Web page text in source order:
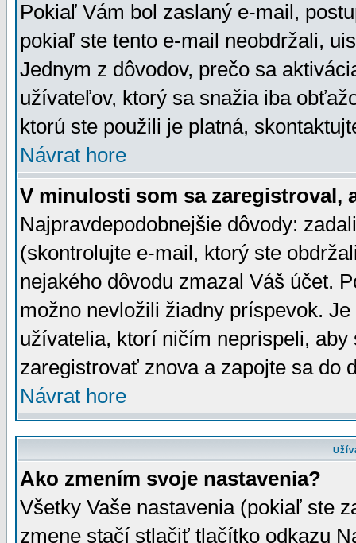
Pokiaľ Vám bol zaslaný e-mail,
pokiaľ ste tento e-mail neobdržali,
Jednym z dôvodov, prečo sa
užívateľov, ktorý sa snažia iba
ktorú ste použili je platná,
Návrat hore
V minulosti som sa zaregistroval,
Najpravdepodobnejšie dôvody:
(skontrolujte e-mail, ktorý ste
nejakého dôvodu zmazal Váš účet.
možno nevložili žiadny príspevok.
užívatelia, ktorí ničím neprispeli,
zaregistrovať znova a zapojte sa do
Návrat hore
Ako zmením svoje nastavenia?
Všetky Vaše nastavenia (pokiaľ ste
zmene stačí stlačiť tlačítko odkazu